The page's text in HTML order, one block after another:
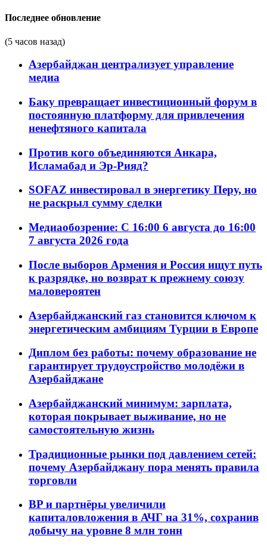
Последнее обновление
(5 часов назад)
Азербайджан централизует управление
медиа
Баку превращает инвестиционный форум в
постоянную платформу для привлечения
ненефтяного капитала
Против кого объединяются Анкара,
Исламабад и Эр-Рияд?
SOFAZ инвестировал в энергетику Перу, но
не раскрыл сумму сделки
Медиаобозрение: С 16:00 6 августа до 16:00
7 августа 2026 года
После выборов Армения и Россия ищут путь
к разрядке, но возврат к прежнему союзу
маловероятен
Азербайджанский газ становится ключом к
энергетическим амбициям Турции в Европе
Диплом без работы: почему образование не
гарантирует трудоустройство молодёжи в
Азербайджане
Азербайджанский минимум: зарплата,
которая покрывает выживание, но не
самостоятельную жизнь
Традиционные рынки под давлением сетей:
почему Азербайджану пора менять правила
торговли
BP и партнёры увеличили
капиталовложения в АЧГ на 31%, сохранив
добычу на уровне 8 млн тонн